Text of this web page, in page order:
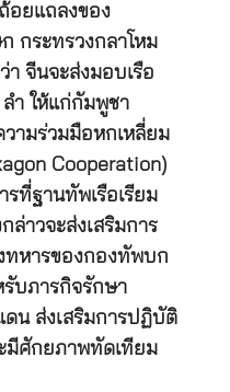
อยแถลงของ
กระทรวงกลาโหม
า จีนจะส่งมอบเรือ
ำ ให้แก่กัมพูชา
ามร่วมมือหกเหลี่ยม
Cooperation)
รที่ฐานทัพเรือเรียม
าวจะส่งเสริมการ
หารของกองทัพบก
บภารกิจรักษา
น ส่งเสริมการปฏิบัติ
มีศักยภาพทัดเทียม